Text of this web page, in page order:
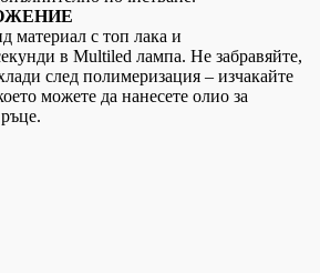
материал с топ лака и
в Multiled лампа. Не забравяйте,
след полимеризация – изчакайте
можете да нанесете олио за